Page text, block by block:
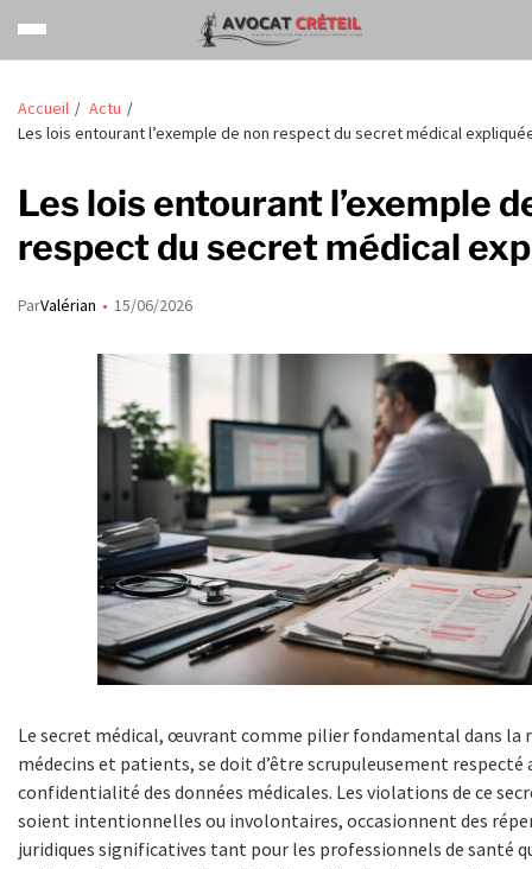
Accueil
Actu
Les lois entourant l’exemple de non respect du secret médical
Les lois entourant l’exemple
respect du secret médical
ParValérian 15/06/2026
Le secret médical, œuvrant comme pilier fondamental dans la
médecins et patients, se doit d’être scrupuleusement respecté
confidentialité des données médicales. Les violations de ce
soient intentionnelles ou involontaires, occasionnent des
juridiques significatives tant pour les professionnels de santé